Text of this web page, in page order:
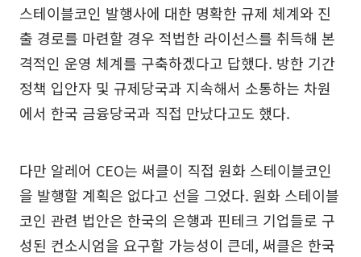
스테이블코인 발행사에 대한 명확한 규제 체계와 진
출 경로를 마련할 경우 적법한 라이선스를 취득해 본
격적인 운영 체계를 구축하겠다고 답했다. 방한 기간
정책 입안자 및 규제당국과 지속해서 소통하는 차원
에서 한국 금융당국과 직접 만났다고도 했다.
다만 알레어 CEO는 써클이 직접 원화 스테이블코인
을 발행할 계획은 없다고 선을 그었다. 원화 스테이블
코인 관련 법안은 한국의 은행과 핀테크 기업들로 구
성된 컨소시엄을 요구할 가능성이 큰데, 써클은 한국